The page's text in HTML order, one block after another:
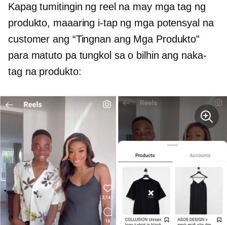
Kapag tumitingin ng reel na may mga tag ng
produkto, maaaring i-tap ng mga potensyal na
customer ang “Tingnan ang Mga Produkto”
para matuto pa tungkol sa o bilhin ang naka-
tag na produkto: